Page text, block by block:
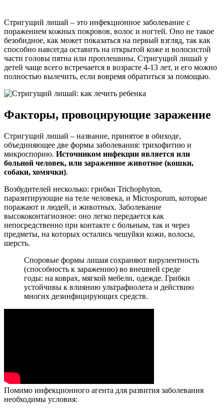
Стригущий лишай – это инфекционное заболевание с
поражением кожных покровов, волос и ногтей. Оно не такое
безобидное, как может показаться на первый взгляд, так как
способно навсегда оставить на открытой коже и волосистой
части головы пятна или проплешины. Стригущий лишай у
детей чаще всего встречается в возрасте 4-13 лет, и его можно
полностью вылечить, если вовремя обратиться за помощью.
Факторы, провоцирующие заражение
Стригущий лишай – название, принятое в обиходе,
объединяющее две формы заболевания: трихофитию и
микроспорию. Источником инфекции является или
больной человек, или зараженное животное (кошки,
собаки, хомячки).
Возбудителей несколько: грибки Trichophyton,
паразитирующие на теле человека, и Microsporum, которые
поражают и людей, и животных. Заболевание
высококонтагиозное: оно легко передается как
непосредственно при контакте с больным, так и через
предметы, на которых остались чешуйки кожи, волосы,
шерсть.
Споровые формы лишая сохраняют вирулентность
(способность к заражению) во внешней среде
годы: на коврах, мягкой мебели, одежде. Грибки
устойчивы к влиянию ультрафиолета и действию
многих дезинфицирующих средств.
Помимо инфекционного агента для развития заболевания
необходимы условия: